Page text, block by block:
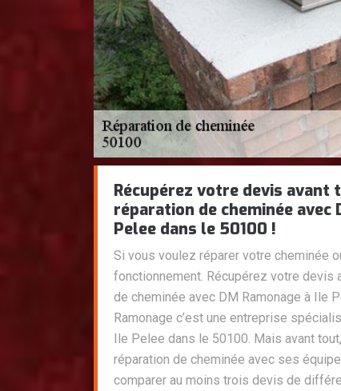
Récupérez votre devis
réparation de cheminée avec
Pelee dans le 50100 !
Si vous voulez réparer votre cheminée
fonctionnement. Récupérez votre devis
de cheminée avec DM Ramonage à Ile
Ramonage c’est une entreprise
Ile Pelee dans le 50100. Mais avant
réparation de cheminée avec ses
comparer au moins trois devis de